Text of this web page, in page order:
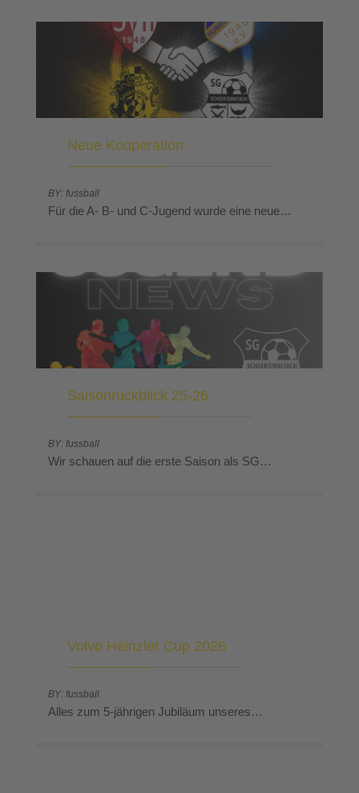
Neue Kooperation
BY: fussball
Für die A- B- und C-Jugend wurde eine neue…
Saisonrückblick 25-26
BY: fussball
Wir schauen auf die erste Saison als SG…
Volvo Heinzler Cup 2026
BY: fussball
Alles zum 5-jährigen Jubiläum unseres…